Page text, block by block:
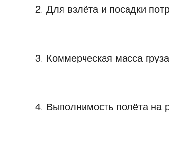
2. Для взлёта и посадки
3. Коммерческая масса
4. Выполнимость полёта на